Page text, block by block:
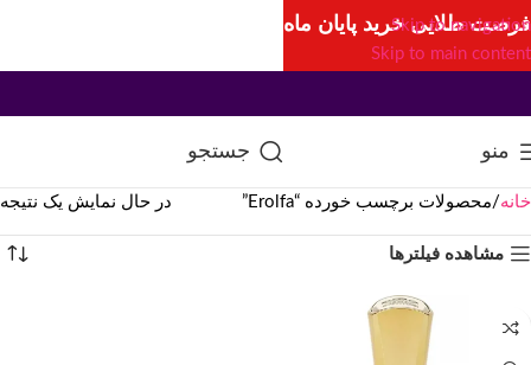
Skip to navigation
Skip to main content
منو جستجو
خانه محصولات برچسب خورده “Erolfa” در حال نمایش یک نتیجه
مشاهده فیلترها
فرصت طلایی خرید پایان ماه